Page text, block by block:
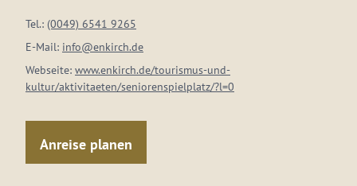
Tel.: (0049) 6541 9265
E-Mail: info@enkirch.de
Webseite: www.enkirch.de/tourismus-und-
kultur/aktivitaeten/seniorenspielplatz/?l=0
Anreise planen